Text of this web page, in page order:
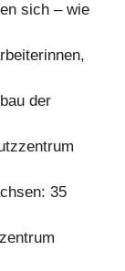
sich – wie
der
35